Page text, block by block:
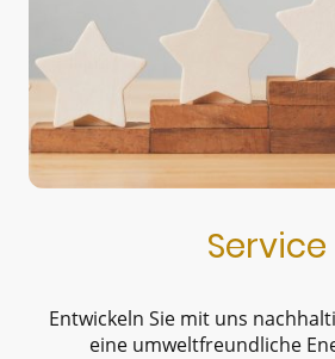
Service
Entwickeln Sie mit uns
eine umweltfreundliche